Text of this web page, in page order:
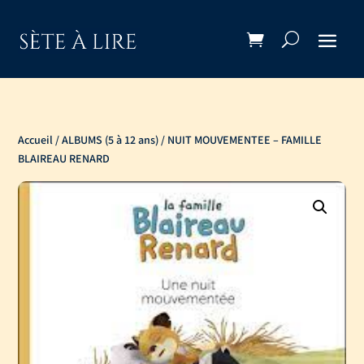
Accueil /ALBUMS (5 à 12 ans) / NUIT MOUVEMENTEE – FAMILLE
BLAIREAU RENARD